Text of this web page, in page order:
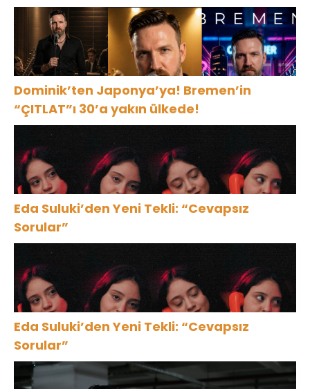
Dominik’ten Japonya’ya! Bremen’in
“ÇITLAT”ı 30’a yakın ülkede!
Eda Suluki’den Yeni Tekli: “Cevapsız
Sorular”
Eda Suluki’den Yeni Tekli: “Cevapsız
Sorular”